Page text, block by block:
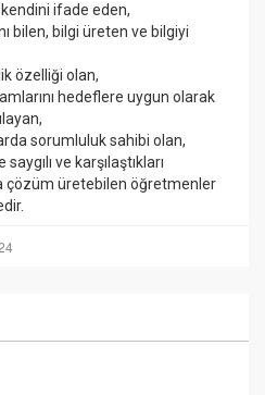
kendini ifade eden,
bilen, bilgi üreten ve bilgiyi
özelliği olan,
hedeflere uygun olarak
sorumluluk sahibi olan,
ve karşılaştıkları
çözüm üretebilen öğretmenler